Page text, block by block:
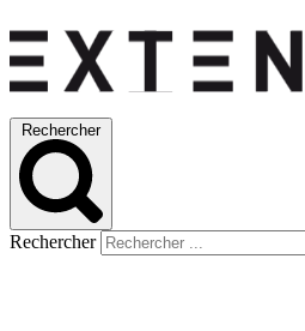
Rechercher
Rechercher